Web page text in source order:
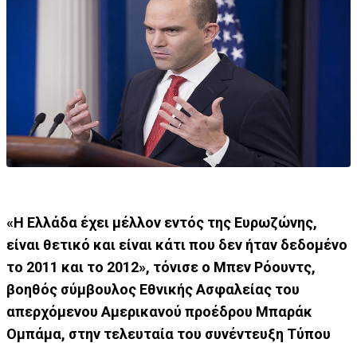
«H Ελλάδα έχει μέλλον εντός της Ευρωζώνης,
είναι θετικό και είναι κάτι που δεν ήταν δεδομένο
το 2011 και το 2012», τόνισε ο Μπεν Ρόουντς,
βοηθός σύμβουλος Εθνικής Ασφαλείας του
απερχόμενου Αμερικανού προέδρου Μπαράκ
Ομπάμα, στην τελευταία του συνέντευξη Τύπου